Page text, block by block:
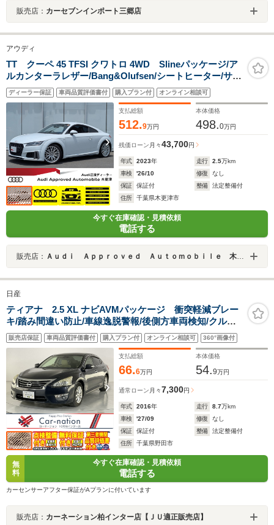
販売店： カーセブンインポート三郷店
アウディ
TT クーペ 45 TFSI クワトロ 4WD Slineパッケージ/ア
ルカンターラレザー/Bang&Olufsen/シートヒーター/サイ
ドアシスト/マトリクスLEDヘッドライト/リヤカメラ/パド
ルシフト/クルーズコントロール/
ディーラー保証 車両品質評価書付 購入プラン付 オンライン相談可
支払総額
512.9万円
本体価格
498.0万円
残価ローン 月々43,700円
年式 2023年 走行 2.5万km
車検
'26/10 修復
なし
保証
保証付 整備
法定整備付
住所
千葉県木更津市
今すぐ在庫確認・見積依頼
電話する
販売店： Ａｕｄｉ Ａｐｐｒｏｖｅｄ Ａｕｔｏｍｏｂｉｌｅ 木更津
日産
ティアナ 2.5 XL ナビAVMパッケージ 衝突軽減ブレー
キ/踏み間違い防止/車線逸脱警報/後側方車両検知/クルー
ズコントロール/HIDヘッドランプ/前席パワーシート/助手
席パワーオットマン/アラウンドビュー/純正コネクトナビ/
ビルトインETC
販売店保証 車両品質評価書付 購入プラン付 オンライン相談可 360°画像付
支払総額
66.6万円
本体価格
54.9万円
通常ローン 月々7,300円
年式 2016年 走行 8.7万km
車検
'27/09 修復
なし
保証
保証付 整備
法定整備付
住所
千葉県野田市
無
料
今すぐ在庫確認・見積依頼
電話する
カーセンサーアフター保証がAプランに付いています
販売店： カーネーション柏インター店【ＪＵ適正販売店】